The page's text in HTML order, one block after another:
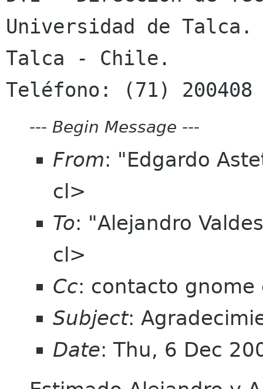
Universidad de Talca.
Talca - Chile.
--- Begin Message ---
From: "Edgardo
cl>
To: "Alejandro
cl>
Cc: contacto gnome
Subject:
Date: Thu, 6 Dec